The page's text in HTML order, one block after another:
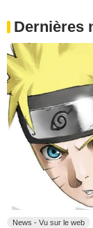
Dernières
News - Vu sur le web